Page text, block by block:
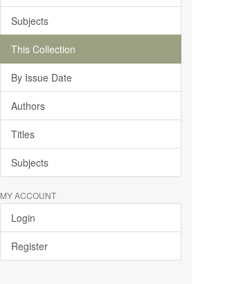
Subjects
This Collection
By Issue Date
Authors
Titles
Subjects
MY ACCOUNT
Login
Register